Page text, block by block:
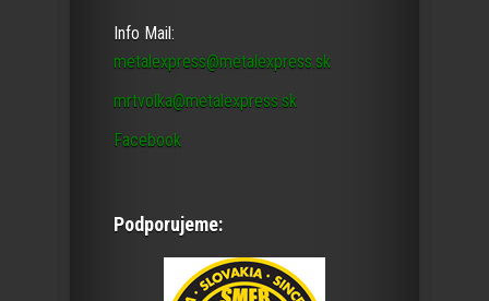
Info Mail:
metalexpress@metalexpress.sk
mrtvolka@metalexpress.sk
Facebook
Podporujeme: